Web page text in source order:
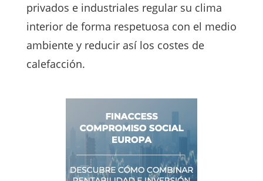
privados e industriales regular su clima
interior de forma respetuosa con el medio
ambiente y reducir así los costes de
calefacción.